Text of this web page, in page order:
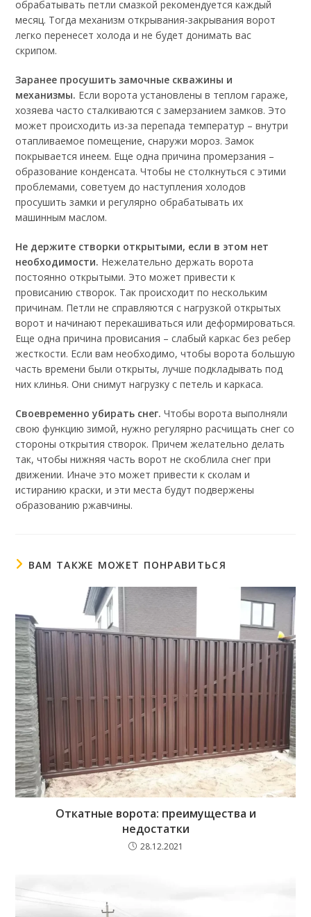
обрабатывать петли смазкой рекомендуется каждый
месяц. Тогда механизм открывания-закрывания ворот
легко перенесет холода и не будет донимать вас
скрипом.
Заранее просушить замочные скважины и
механизмы. Если ворота установлены в теплом гараже,
хозяева часто сталкиваются с замерзанием замков. Это
может происходить из-за перепада температур – внутри
отапливаемое помещение, снаружи мороз. Замок
покрывается инеем. Еще одна причина промерзания –
образование конденсата. Чтобы не столкнуться с этими
проблемами, советуем до наступления холодов
просушить замки и регулярно обрабатывать их
машинным маслом.
Не держите створки открытыми, если в этом нет
необходимости. Нежелательно держать ворота
постоянно открытыми. Это может привести к
провисанию створок. Так происходит по нескольким
причинам. Петли не справляются с нагрузкой открытых
ворот и начинают перекашиваться или деформироваться.
Еще одна причина провисания – слабый каркас без ребер
жесткости. Если вам необходимо, чтобы ворота большую
часть времени были открыты, лучше подкладывать под
них клинья. Они снимут нагрузку с петель и каркаса.
Своевременно убирать снег. Чтобы ворота выполняли
свою функцию зимой, нужно регулярно расчищать снег со
стороны открытия створок. Причем желательно делать
так, чтобы нижняя часть ворот не скоблила снег при
движении. Иначе это может привести к сколам и
истиранию краски, и эти места будут подвержены
образованию ржавчины.
ВАМ ТАКЖЕ МОЖЕТ ПОНРАВИТЬСЯ
Откатные ворота: преимущества и
недостатки
28.12.2021